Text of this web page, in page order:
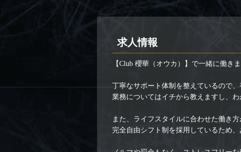
求人情報
【Club 櫻華（オウカ）】で一緒に働き
丁寧なサポート体制を整えているので
業務についてはイチから教えますし、
また、ライフスタイルに合わせた働き方
完全自由シフト制を採用しているため